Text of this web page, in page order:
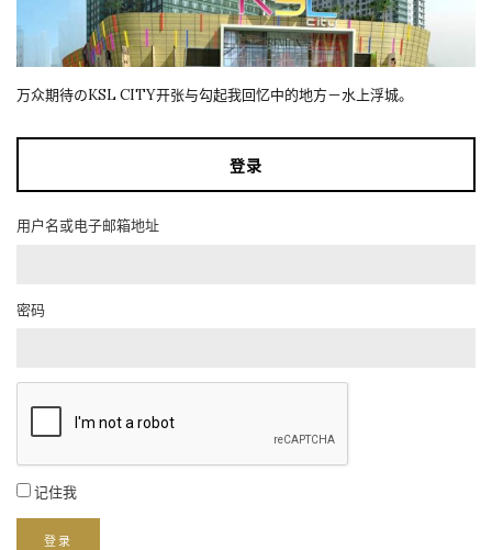
万众期待のKSL CITY开张与勾起我回忆中的地方－水上浮城。
登录
用户名或电子邮箱地址
密码
记住我
登录